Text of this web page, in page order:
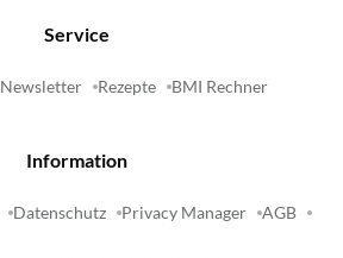
Service
Newsletter Rezepte BMI Rechner
Information
Datenschutz Privacy Manager AGB